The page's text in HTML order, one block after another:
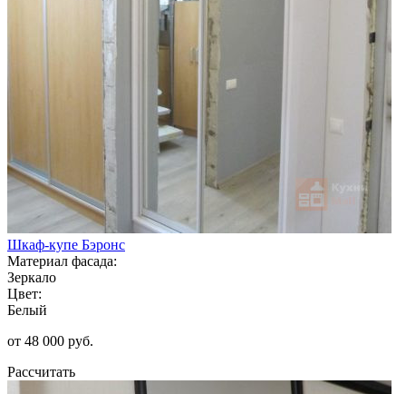
Шкаф-купе Бэронс
Материал фасада:
Зеркало
Цвет:
Белый
от 48 000 руб.
Рассчитать